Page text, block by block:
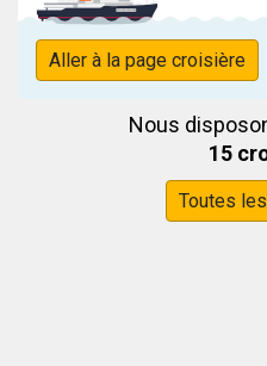
Aller à la page croisière
Nous
15
Toutes